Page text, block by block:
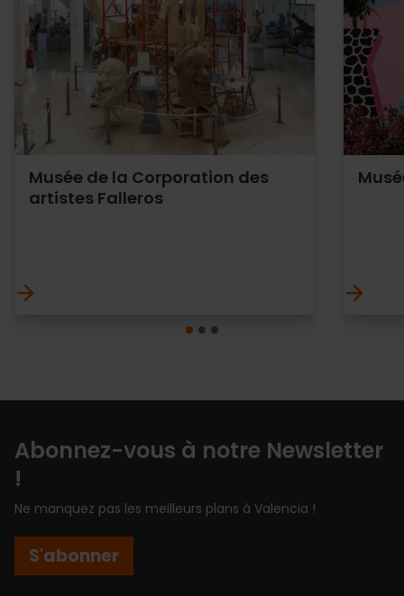
Musée de la Corporation des
artistes Falleros
Abonnez-vous à notre Newsletter
!
Ne manquez pas les meilleurs plans à Valencia !
S'abonner